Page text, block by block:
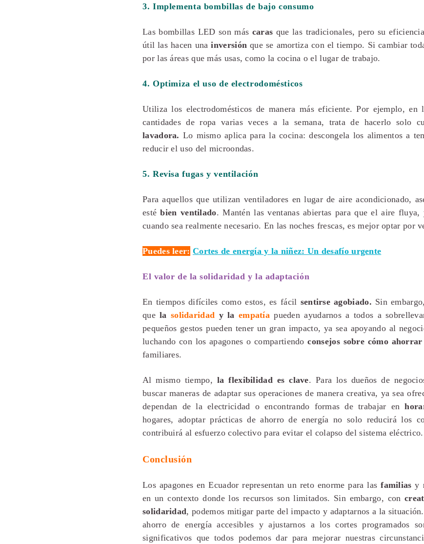
3. Implementa bombillas de bajo consumo
Las bombillas LED son más caras que las tradicionales, pero su
útil las hacen unainversiónque se amortiza con el tiempo. Si cambiar
por las áreas que más usas, como la cocina o el lugar de trabajo.
4. Optimiza el uso de electrodomésticos
Utiliza los electrodomésticos de manera más eficiente. Por ejemplo, en
cantidades de ropa varias veces a la semana, trata de hacerlo solo
lavadora. Lo mismo aplica para la cocina: descongela los alimentos a
reducir el uso del microondas.
5. Revisa fugas y ventilación
Para aquellos que utilizan ventiladores en lugar de aire acondicionado,
estébien ventilado. Mantén las ventanas abiertas para que el aire
cuando sea realmente necesario. En las noches frescas, es mejor optar por
Puedes leer: Cortes de energía y la niñez: Un desafío urgente
El valor de la solidaridad y la adaptación
En tiempos difíciles como estos, es fácil sentirse agobiado. Sin
quela solidaridad y la empatía pueden ayudarnos a todos a
pequeños gestos pueden tener un gran impacto, ya sea apoyando al
luchando con los apagones o compartiendoconsejos sobre cómo
familiares.
Al mismo tiempo, la flexibilidad es clave. Para los dueños de
buscar maneras de adaptar sus operaciones de manera creativa, ya sea
dependan de la electricidad o encontrando formas de trabajar en
hogares, adoptar prácticas de ahorro de energía no solo reducirá los
contribuirá al esfuerzo colectivo para evitar el colapso del sistema eléctrico.
Conclusión
Los apagones en Ecuador representan un reto enorme para lasfamiliasy
en un contexto donde los recursos son limitados. Sin embargo, con
solidaridad, podemos mitigar parte del impacto y adaptarnos a la
ahorro de energía accesibles y ajustarnos a los cortes programados
significativos que todos podemos dar para mejorar nuestras